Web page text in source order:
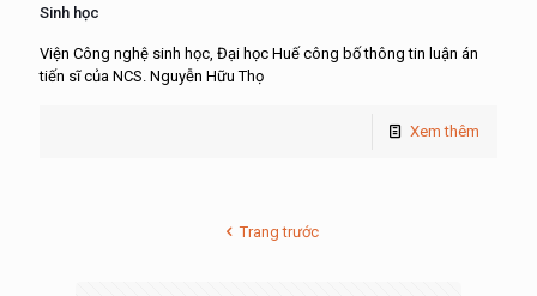
Sinh học
Viện Công nghệ sinh học, Đại học Huế công bố thông tin luận án
tiến sĩ của NCS. Nguyễn Hữu Thọ
Xem thêm
Trang trước